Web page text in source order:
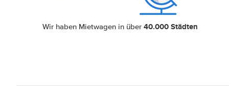
Wir haben Mietwagen in über40.000 Städten